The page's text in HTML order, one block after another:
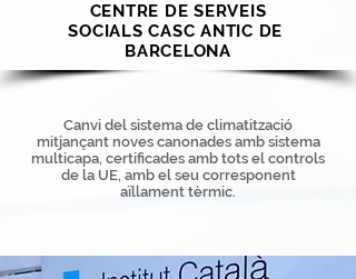
CENTRE DE SERVEIS
SOCIALS CASC ANTIC DE
BARCELONA
Canvi del sistema de climatització
mitjançant noves canonades amb sistema
multicapa, certificades amb tots el controls
de la UE, amb el seu corresponent
aïllament tèrmic.